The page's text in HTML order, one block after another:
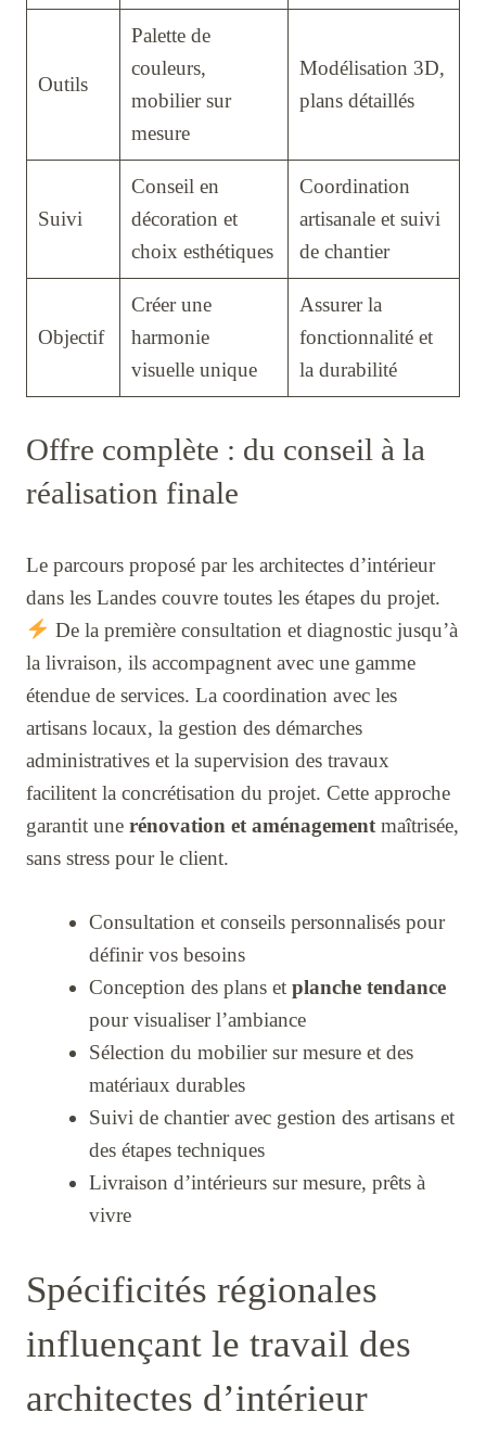
Outils
Palette de
couleurs,
mobilier sur
mesure
Modélisation 3D,
plans détaillés
Suivi
Conseil en
décoration et
choix esthétiques
Coordination
artisanale et suivi
de chantier
Objectif
Créer une
harmonie
visuelle unique
Assurer la
fonctionnalité et
la durabilité
Offre complète : du conseil à la
réalisation finale
Le parcours proposé par les architectes d’intérieur
dans les Landes couvre toutes les étapes du projet.
De la première consultation et diagnostic jusqu’à
la livraison, ils accompagnent avec une gamme
étendue de services. La coordination avec les
artisans locaux, la gestion des démarches
administratives et la supervision des travaux
facilitent la concrétisation du projet. Cette approche
garantit une rénovation et aménagementmaîtrisée,
sans stress pour le client.
Consultation et conseils personnalisés pour
définir vos besoins
Conception des plans et planche tendance
pour visualiser l’ambiance
Sélection du mobilier sur mesure et des
matériaux durables
Suivi de chantier avec gestion des artisans et
des étapes techniques
Livraison d’intérieurs sur mesure, prêts à
vivre
Spécificités régionales
influençant le travail des
architectes d’intérieur